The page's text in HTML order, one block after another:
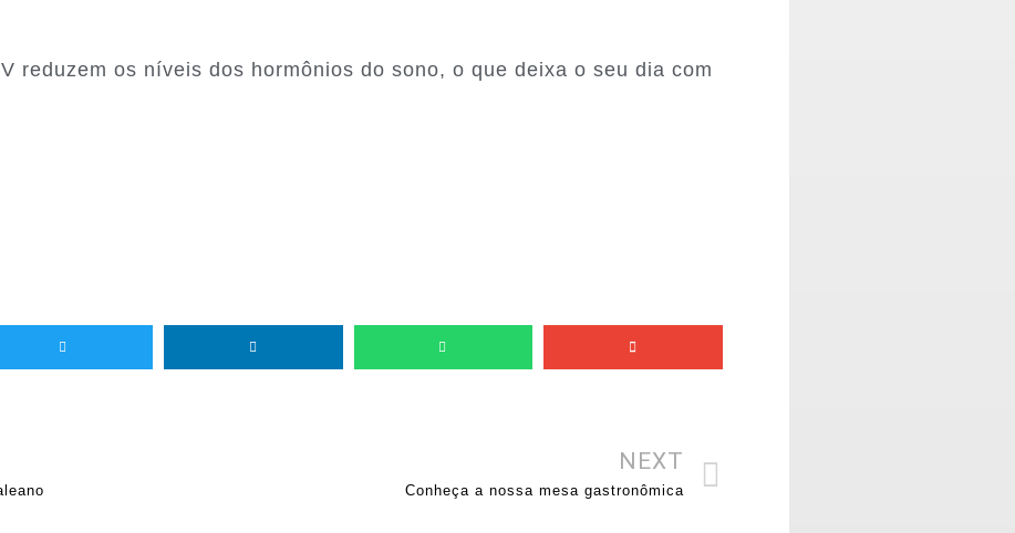
reduzem os níveis dos hormônios do sono, o que deixa o seu dia com
NEXT
Conheça a nossa mesa gastronômica